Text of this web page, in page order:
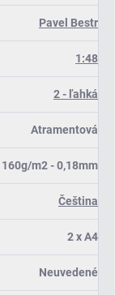
Pavel Bestr
1:48
2 - ľahká
Atramentová
160g/m2 - 0,18mm
Čeština
2 x A4
Neuvedené